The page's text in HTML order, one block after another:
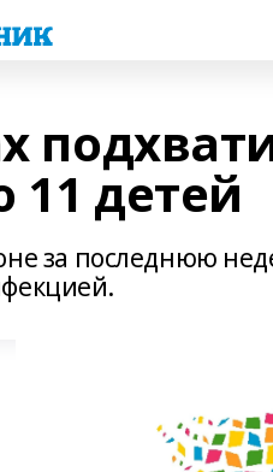
детей
за последнюю